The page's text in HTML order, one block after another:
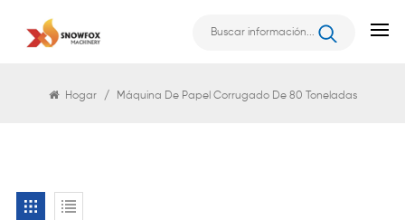
Hogar / Máquina De Papel Corrugado De 80 Toneladas